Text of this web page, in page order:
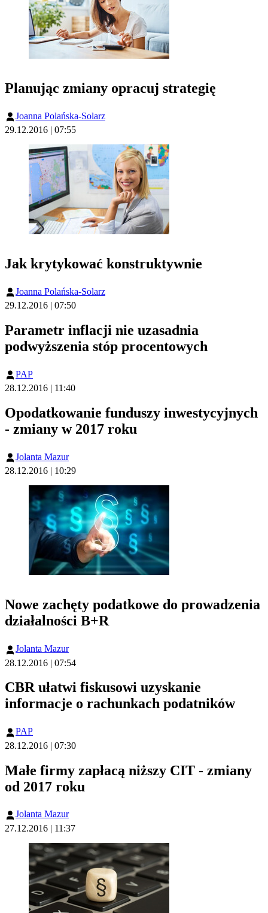
Planując zmiany opracuj strategię
Joanna Polańska-Solarz
29.12.2016 | 07:55
Jak krytykować konstruktywnie
Joanna Polańska-Solarz
29.12.2016 | 07:50
Parametr inflacji nie uzasadnia
podwyższenia stóp procentowych
PAP
28.12.2016 | 11:40
Opodatkowanie funduszy inwestycyjnych
- zmiany w 2017 roku
Jolanta Mazur
28.12.2016 | 10:29
Nowe zachęty podatkowe do prowadzenia
działalności B+R
Jolanta Mazur
28.12.2016 | 07:54
CBR ułatwi fiskusowi uzyskanie
informacje o rachunkach podatników
PAP
28.12.2016 | 07:30
Małe firmy zapłacą niższy CIT - zmiany
od 2017 roku
Jolanta Mazur
27.12.2016 | 11:37